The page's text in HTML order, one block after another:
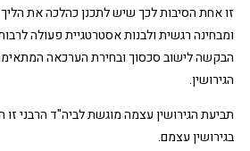
זו אחת הסיבות לכך שיש לתכנן כהלכה את
ומבחינה רגשית ולבנות אסטרטגיית פעולה
הבקשה לישוב סכסוך ובחירת הערכאה
הגירושין.
תביעת הגירושין עצמה מוגשת לביה"ד הרבני
בגירושין עצמם.